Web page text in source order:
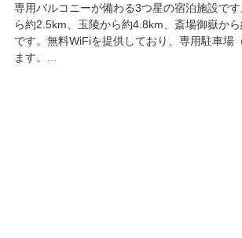
専用バルコニーが備わる3つ星の宿泊施設で
ら約2.5km、玉陵から約4.8km、斎場御嶽か
です。無料WiFiを提供しており、専用駐車場
ます。...